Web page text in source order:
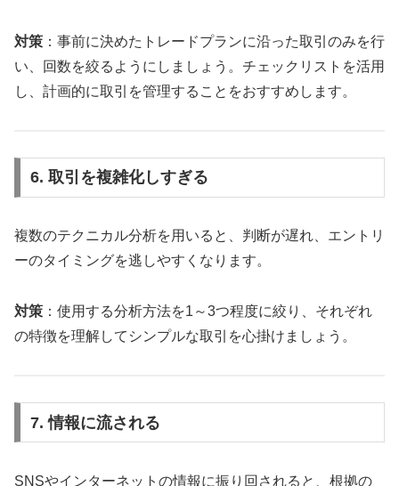
対策 ：事前に決めたトレードプランに沿った取引のみを行
い、回数を絞るようにしましょう。チェックリストを活用
し、計画的に取引を管理することをおすすめします。
6. 取引を複雑化しすぎる
複数のテクニカル分析を用いると、判断が遅れ、エントリ
ーのタイミングを逃しやすくなります。
対策 ：使用する分析方法を1～3つ程度に絞り、それぞれ
の特徴を理解してシンプルな取引を心掛けましょう。
7. 情報に流される
SNSやインターネットの情報に振り回されると、根拠の